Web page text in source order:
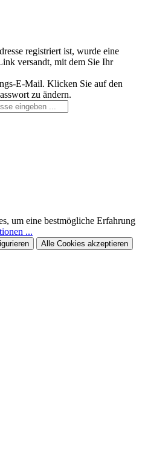
registriert ist, wurde eine
versandt, mit dem Sie Ihr
E-Mail. Klicken Sie auf den
zu ändern.
um eine bestmögliche Erfahrung
...
Alle Cookies akzeptieren